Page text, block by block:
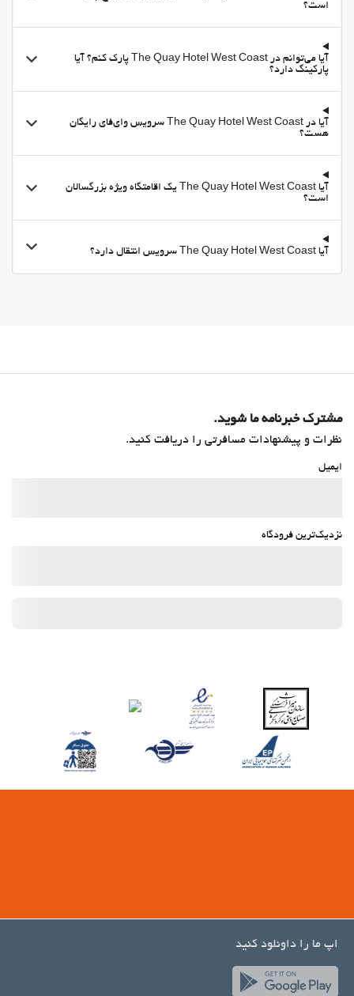
اینترنت
وای-فای
وای‌فای در تمامی بخش‌ها در دسترس است
وای‌فای رایگان
خدمات خانه داری
ماساژ
است؟
آیا می‌توانم در The Quay Hotel West Coast پارک کنم؟ آیا
پارکینگ دارد؟
آیا در The Quay Hotel West Coast سرویس وای‌فای رایگان
هست؟
آیا The Quay Hotel West Coast یک اقامتگاه ویژه بزرگسالان
است؟
آیا The Quay Hotel West Coast سرویس انتقال دارد؟
مشترک خبرنامه ما شوید.
نظرات و پیشنهادات مسافرتی را دریافت کنید.
ایمیل
نزدیک‌ترین فرودگاه
اپ ما را داونلود کنید